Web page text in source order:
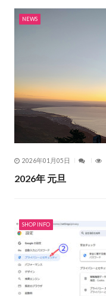
NEWS
2026年01月05日
2026年 元旦
SHOP INFO